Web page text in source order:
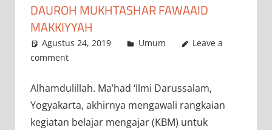
DAUROH MUKHTASHAR FAWAAID
MAKKIYYAH
Agustus 24, 2019 Abunnada
Umum
Leave a
comment
Alhamdulillah. Ma’had ‘Ilmi Darussalam,
Yogyakarta, akhirnya mengawali rangkaian
kegiatan belajar mengajar (KBM) untuk